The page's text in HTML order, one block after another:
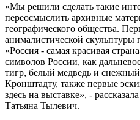
«Мы решили сделать такие
переосмыслить архивные
географического общества.
анималистической скульптуры
«Россия - самая красивая
символов России, как
тигр, белый медведь и
Кронштадту, также первые
здесь на выставке», -
Татьяна Тылевич.